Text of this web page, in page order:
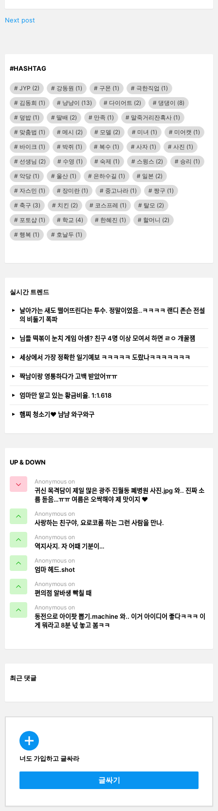
Next post
#HASHTAG
JYP (2) 강동원 (1) 구몬 (1) 극한직업 (1)
김동희 (1) 냥냥이 (13) 다이어트 (2) 댕댕이 (8)
덮밥 (1) 딸배 (2) 만족 (1) 말죽거리잔혹사 (1)
맞춤법 (1) 메시 (2) 모델 (2) 미녀 (1) 미어캣 (1)
바이크 (1) 박쥐 (1) 복수 (1) 사자 (1) 사진 (1)
선생님 (2) 수영 (1) 숙제 (1) 스윙스 (2) 승리 (1)
악당 (1) 울산 (1) 은하수길 (1) 일본 (2)
자스민 (1) 장미란 (1) 중고나라 (1) 짱구 (1)
축구 (3) 치킨 (2) 코스프레 (1) 탈모 (2)
포토샵 (1) 학교 (4) 한혜진 (1) 할머니 (2)
행복 (1) 호날두 (1)
실시간 트렌드
날아가는 새도 떨어뜨린다는 투수. 정말이었음..ㅋㅋㅋㅋ 랜디 존슨 전설
의 비둘기 폭파
님들 떡볶이 눈치 게임 아셈? 친구 4명 이상 모여서 하면 ㄹㅇ 개꿀잼
세상에서 가장 정확한 일기예보 ㅋㅋㅋㅋㅋ 도랐나ㅋㅋㅋㅋㅋㅋㅋ
짝남이랑 영통하다가 고백 받았어ㅠㅠ
엄마만 알고 있는 황금비율. 1:1.618
햄찌 청소기❤️ 냠냠 와구와구
UP & DOWN
Anonymous on
귀신 목격담이 제일 많은 광주 진월동 폐병원 사진.jpg 와.. 진짜 소
름 돋음…ㅠㅠ 여름은 오싹해야 제 맛이지 ❤️
Anonymous on
사랑하는 친구야, 요로코롬 하는 그런 사람을 만나.
Anonymous on
역지사지. 자 어때 기분이…
Anonymous on
엄마 헤드.shot
Anonymous on
편의점 알바생 빡칠 때
Anonymous on
동전으로 아이팟 뽑기.machine 와.. 이거 아이디어 좋다ㅋㅋㅋ 이
게 뭐라고 8분 넋 놓고 봄ㅋㅋ
최근 댓글
CREATE
너도 가입하고 글싸라
글싸기